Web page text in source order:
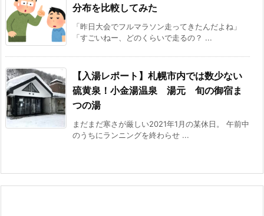
分布を比較してみた
「昨日大会でフルマラソン走ってきたんだよね」
「すごいねー、どのくらいで走るの？ ...
【入湯レポート】札幌市内では数少ない
硫黄泉！小金湯温泉 湯元 旬の御宿ま
つの湯
まだまだ寒さが厳しい2021年1月の某休日。 午前中
のうちにランニングを終わらせ ...